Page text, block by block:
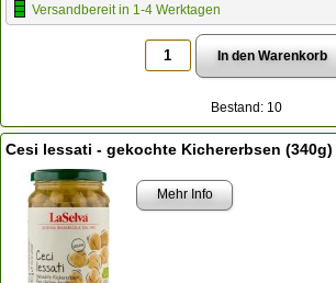
Versandbereit in 1-4 Werktagen
Bestand: 10
Cesi lessati - gekochte Kichererbsen (340g)
Mehr Info